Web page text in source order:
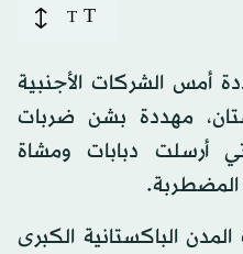
T
T
أمس الشركات الأجنبية
مهددة بشن ضربات
أرسلت دبابات ومشاة
المضطربة.
الباكستانية الكبرى